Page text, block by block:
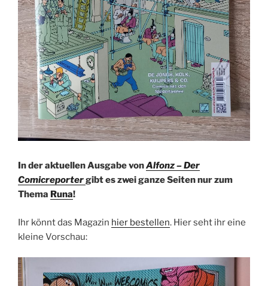
In der aktuellen Ausgabe vonAlfonz – Der
Comicreportergibt es zwei ganze Seiten nur zum
Thema Runa!
Ihr könnt das Magazin hier bestellen. Hier seht ihr eine
kleine Vorschau: